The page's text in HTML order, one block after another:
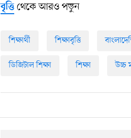
বৃত্তি থেকে আরও পড়ুন
শিক্ষার্থী শিক্ষাবৃত্তি
ডিজিটাল শিক্ষা শিক্ষা উচ্চ